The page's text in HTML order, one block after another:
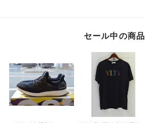
セール中の商品